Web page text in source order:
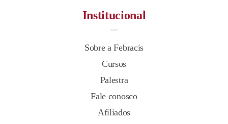
Institucional
Sobre a Febracis
Cursos
Palestra
Fale conosco
Afiliados